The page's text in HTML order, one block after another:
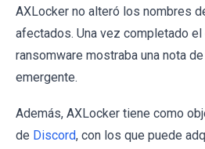
AXLocker no alteró los nombres
afectados. Una vez completado
ransomware mostraba una nota
emergente.
Además, AXLocker tiene como
de Discord, con los que puede